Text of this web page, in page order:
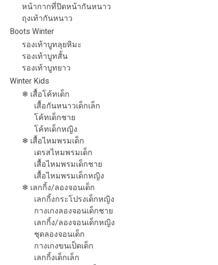
หน้ากากที่ปิดหน้ากันหนาว
ถุงเท้ากันหนาว
Boots Winter
รองเท้าบูทลุยหิมะ
รองเท้าบูทสั้น
รองเท้าบูทยาว
Winter Kids
❄ เสื้อโค้ทเด็ก
เสื้อกันหนาวเด็กเล็ก
โค้ทเด็กชาย
โค้ทเด็กหญิง
❄ เสื้อไหมพรมเด็ก
เดรสไหมพรมเด็ก
เสื้อไหมพรมเด็กชาย
เสื้อไหมพรมเด็กหญิง
❄ เลกกิ้ง/ลองจอนเด็ก
เลกกิ้งกระโปรงเด็กหญิง
กางเกงลองจอนเด็กชาย
เลกกิ้ง/ลองจอนเด็กหญิง
ชุดลองจอนเด็ก
กางเกงขนเป็ดเด็ก
เลกกิ้งเด็กเล็ก